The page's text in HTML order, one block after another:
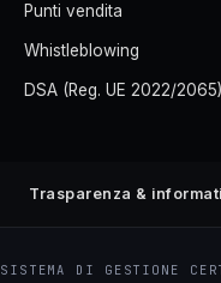
Punti vendita
Whistleblowing
DSA (Reg. UE 2022/2065)
Trasparenza &
SISTEMA DI GESTIONE